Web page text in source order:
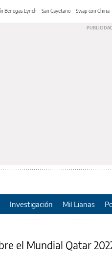
Benegas Lynch San Cayetano Swap con China
Investigación Mil Lianas
el Mundial Qatar